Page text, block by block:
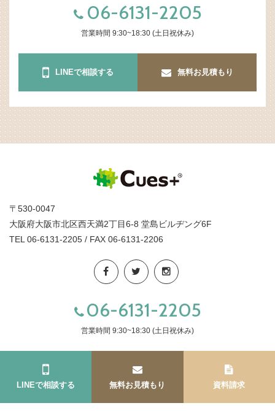
06-6131-2205
営業時間 9:30~18:30 (土日祝休み)
LINEで相談する 無料お見積もり
〒530-0047
大阪府大阪市北区西天満2丁目6-8 堂島ビルヂング6F
TEL 06-6131-2205 / FAX 06-6131-2206
06-6131-2205
営業時間 9:30~18:30 (土日祝休み)
LINEで相談する 無料お見積もり 資料請求